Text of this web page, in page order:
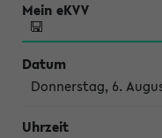
Donnerstag, 6.